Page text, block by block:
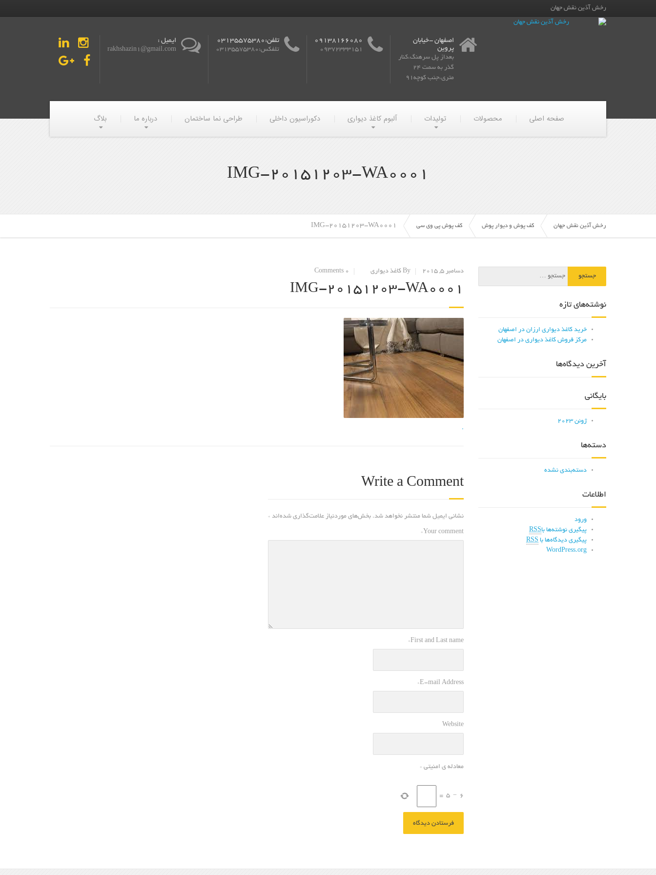
رخش آذین نقش جهان
اصفهان -خیابان
پروین
بعداز پل سرهنگ،کنار
گذر به سمت 24
متری،جنب کوچه91
09138166080
09372333151
تلفن:03135575380
تلفکس:03135575380
ایمیل :
rakhshazin1@gmail.com
صفحه اصلی محصولات تولیدات آلبوم کاغذ دیواری دکوراسیون داخلی طراحی نما ساختمان درباره ما بلاگ
IMG-20151203-WA0001
رخش آذین نقش جهان کف پوش و دیوار پوش کف پوش پی وی سی IMG-20151203-WA0001
دسامبر 5, 2015 By کاغذ دیواری 0 Comments
IMG-20151203-WA0001
.
Write a Comment
نشانی ایمیل شما منتشر نخواهد شد. بخش‌های موردنیاز علامت‌گذاری شده‌اند *
Your comment
*
First and Last name
*
E-mail Address
*
Website
معادله ی امنیتی *
6
−
5
=
نوشته‌های تازه
خرید کاغذ دیواری ارزان در اصفهان
مرکز فروش کاغذ دیواری در اصفهان
آخرین دیدگاه‌ها
بایگانی
ژوئن 2023
دسته‌ها
دسته‌بندی نشده
اطلاعات
ورود
پیگیری نوشته‌ها باRSS
پیگیری دیدگاه‌ها با RSS
WordPress.org